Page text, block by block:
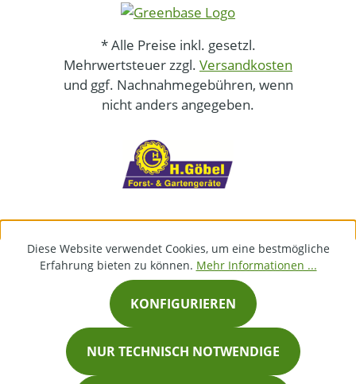
* Alle Preise inkl. gesetzl.
Mehrwertsteuer zzgl. Versandkosten
und ggf. Nachnahmegebühren, wenn
nicht anders angegeben.
Diese Website verwendet Cookies, um eine bestmögliche
Erfahrung bieten zu können. Mehr Informationen ...
NUR TECHNISCH NOTWENDIGE
KONFIGURIEREN